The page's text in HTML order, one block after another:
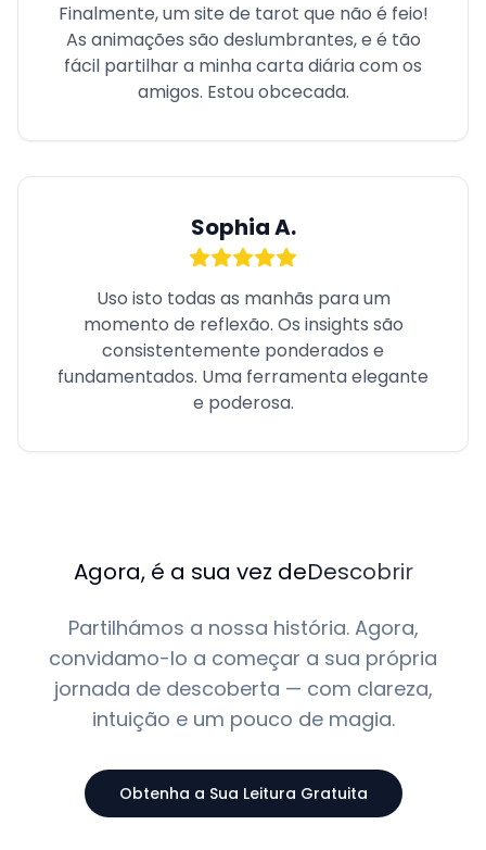
Finalmente, um site de tarot que não é feio!
As animações são deslumbrantes, e é tão
fácil partilhar a minha carta diária com os
amigos. Estou obcecada.
Sophia A.
Uso isto todas as manhãs para um
momento de reflexão. Os insights são
consistentemente ponderados e
fundamentados. Uma ferramenta elegante
e poderosa.
Agora, é a sua vez deDescobrir
Partilhámos a nossa história. Agora,
convidamo-lo a começar a sua própria
jornada de descoberta — com clareza,
intuição e um pouco de magia.
Obtenha a Sua Leitura Gratuita